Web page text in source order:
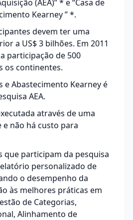
(AEA)” * e “Casa de
Kearney ” *.
devem ter uma
a US$ 3 bilhões. Em 2011
participação de 500
os continentes.
e Abastecimento Kearney é
AEA.
através de uma
não há custo para
que participam da pesquisa
personalizado de
o desempenho da
às melhores práticas em
de Categorias,
Alinhamento de